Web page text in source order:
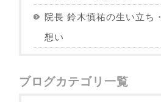
院長 鈴木慎祐の生い立ち・
想い
ブログカテゴリ一覧